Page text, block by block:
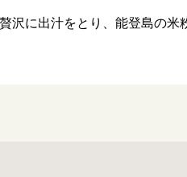
沢に出汁をとり、能登島の